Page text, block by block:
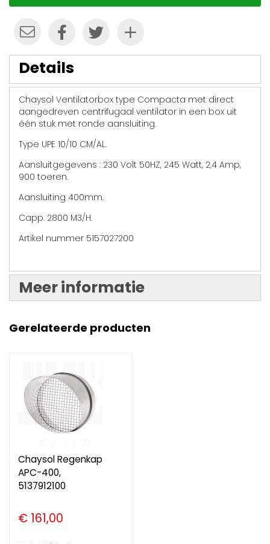
Details
Chaysol Ventilatorbox type Compacta met direct
aangedreven centrifugaal ventilator in een box uit
één stuk met ronde aansluiting.
Type UPE 10/10 CM/AL.
Aansluitgegevens : 230 Volt 50HZ, 245 Watt, 2,4 Amp,
900 toeren.
Aansluiting 400mm.
Capp. 2800 M3/H.
Artikel nummer 5157027200
Meer informatie
Gerelateerde producten
Chaysol Regenkap
APC-400,
5137912100
€ 161,00